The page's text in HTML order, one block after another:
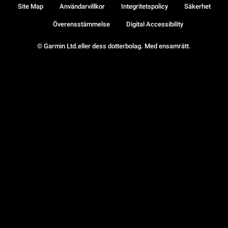
© Garmin Ltd.eller dess dotterbolag. Med ensamrätt.
Site Map Användarvillkor Integritetspolicy Säkerhet
Överensstämmelse Digital Accessibility